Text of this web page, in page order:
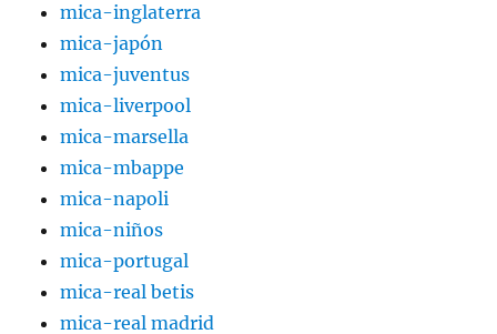
mica-inglaterra
mica-japón
mica-juventus
mica-liverpool
mica-marsella
mica-mbappe
mica-napoli
mica-niños
mica-portugal
mica-real betis
mica-real madrid